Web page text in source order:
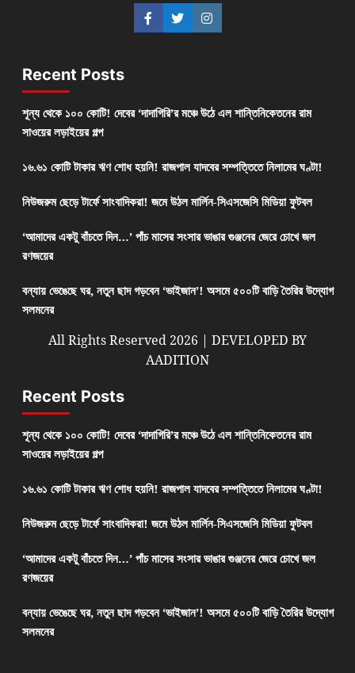
Recent Posts
শূন্য থেকে ১০০ কোটি! দেবের ‘দাদাগিরি’র মঞ্চে উঠে এল শান্তিনিকেতনের রাম
সাওয়ের লড়াইয়ের গল্প
১৬.৬১ কোটি টাকার ঋণ শোধ হয়নি! রাজপাল যাদবের সম্পত্তিতে নিলামের ঘণ্টা!
নিউজরুম ছেড়ে টার্ফে সাংবাদিকরা! জমে উঠল মার্লিন-সিএসজেসি মিডিয়া ফুটবল
‘আমাদের একটু বাঁচতে দিন…’ পাঁচ মাসের সংসার ভাঙার গুঞ্জনের জেরে চোখে জল
রণজয়ের
বন্যায় ভেঙেছে ঘর, নতুন ছাদ গড়বেন ‘ভাইজান’! অসমে ৫০০টি বাড়ি তৈরির উদ্যোগ
সলমনের
All Rights Reserved 2026 | DEVELOPED BY
AADITION
Recent Posts
শূন্য থেকে ১০০ কোটি! দেবের ‘দাদাগিরি’র মঞ্চে উঠে এল শান্তিনিকেতনের রাম
সাওয়ের লড়াইয়ের গল্প
১৬.৬১ কোটি টাকার ঋণ শোধ হয়নি! রাজপাল যাদবের সম্পত্তিতে নিলামের ঘণ্টা!
নিউজরুম ছেড়ে টার্ফে সাংবাদিকরা! জমে উঠল মার্লিন-সিএসজেসি মিডিয়া ফুটবল
‘আমাদের একটু বাঁচতে দিন…’ পাঁচ মাসের সংসার ভাঙার গুঞ্জনের জেরে চোখে জল
রণজয়ের
বন্যায় ভেঙেছে ঘর, নতুন ছাদ গড়বেন ‘ভাইজান’! অসমে ৫০০টি বাড়ি তৈরির উদ্যোগ
সলমনের